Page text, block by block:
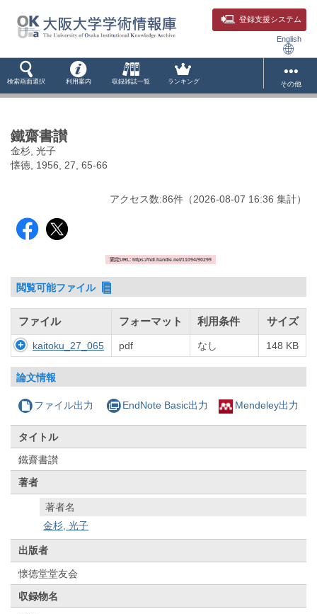
登録支援システム
English
検索画面選択 利用案内 収録雑誌一覧 ランキング その他
鐵齋書讃
金杉, 光子
懐徳, 1956, 27, 65-66
アクセス数:86件 （2026-08-07 16:36 集計）
固定URL: https://hdl.handle.net/11094/90299
閲覧可能ファイル
ファイル フォーマット 利用条件 サイズ
kaitoku_27_065 pdf なし 148 KB
論文情報
ファイル出力 EndNote Basic出力 Mendeley出力
タイトル
鐵齋書讃
著者
著者名
金杉, 光子
出版者
懐徳堂堂友会
収録物名